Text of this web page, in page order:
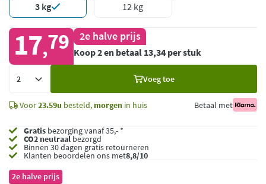
3 kg 12 kg
17,79 2e halve prijs
Koop 2 en betaal 13,34 per stuk
Voeg toe
Voor23.59u besteld, morgen in huis Betaal met
Gratis bezorging vanaf 35,- *
CO2 neutraalbezorgd
Binnen 30 dagen gratis retourneren
Klanten beoordelen ons met8,8/10
2e halve prijs